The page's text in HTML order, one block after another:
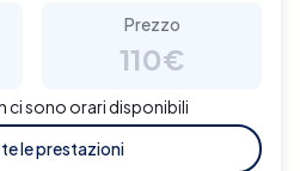
Prezzo
110€
ci sono orari disponibili
le prestazioni